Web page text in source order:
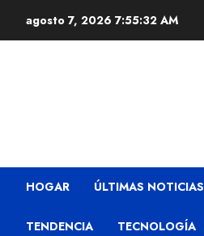
agosto 7, 2026 7:55:33 AM
HOGAR ÚLTIMAS NOTICIAS
TENDENCIA TECNOLOGÍA